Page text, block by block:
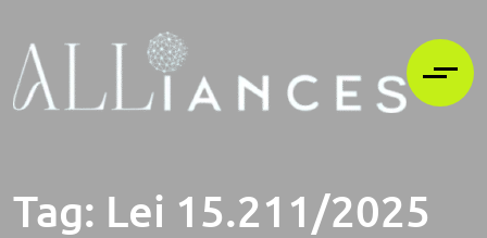
Tag: Lei 15.211/2025